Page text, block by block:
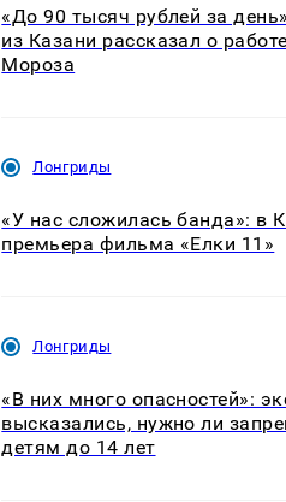
«До 90 тысяч рублей за
из Казани рассказал о
Мороза
Лонгриды
«У нас сложилась банда»: в
премьера фильма «Елки 11»
Лонгриды
«В них много опасностей»:
высказались, нужно ли
детям до 14 лет